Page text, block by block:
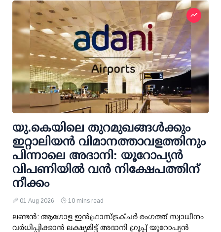
യു.കെയിലെ തുറമുഖങ്ങള്‍ക്കും
ഇറ്റാലിയന്‍ വിമാനത്താവളത്തിനും
പിന്നാലെ അദാനി: യൂറോപ്യന്‍
വിപണിയില്‍ വന്‍ നിക്ഷേപത്തിന്
നീക്കം
01 Aug 2026 10 mins read
ലണ്ടന്‍: ആഗോള ഇന്‍ഫ്രാസ്ട്രക്ചര്‍ രംഗത്ത് സ്വാധീനം
വര്‍ധിപ്പിക്കാന്‍ ലക്ഷ്യമിട്ട് അദാനി ഗ്രൂപ്പ് യൂറോപ്യന്‍